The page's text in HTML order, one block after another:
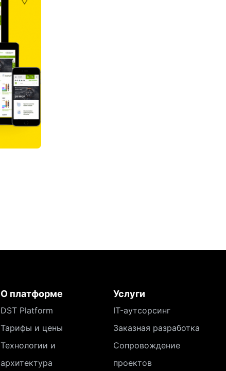
О платформе
DST Platform
Тарифы и цены
Технологии и
архитектура
Услуги
IT-аутсорсинг
Заказная разработка
Сопровождение
проектов